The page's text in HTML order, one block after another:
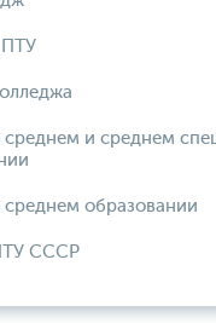
ПТУ
и среднем
образовании
СССР